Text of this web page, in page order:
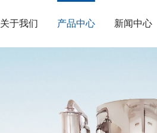
关于我们 产品中心 新闻中心